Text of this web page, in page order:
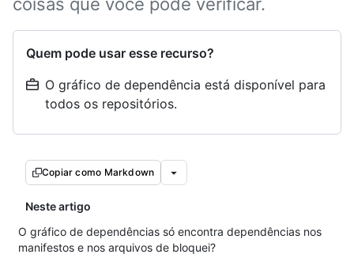
Quem pode usar esse recurso?
O gráfico de dependência está disponível para
todos os repositórios.
Copiar como Markdown
Neste artigo
O gráfico de dependências só encontra dependências nos
manifestos e nos arquivos de bloquei?